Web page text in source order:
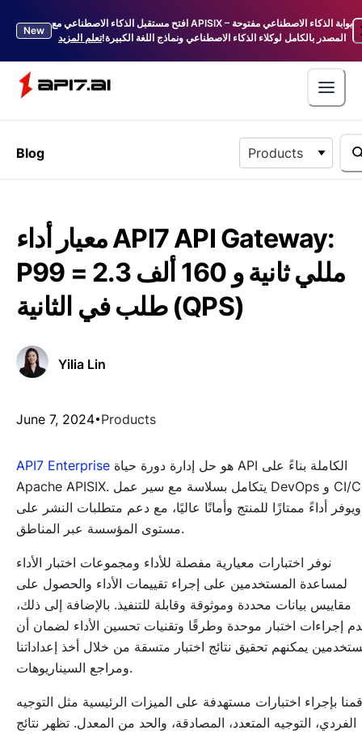
New
افتح مستقبل الذكاء الاصطناعي مع APISIX – بوابة الذكاء الاصطناعي مفتوحة
المصدر بالكامل لوكلاء الذكاء الاصطناعي ونماذج اللغة الكبيرة!تعلم المزيد
Blog Products
معيار أداء API7 API Gateway:
P99 = 2.3 مللي ثانية و 160 ألف
طلب في الثانية (QPS)
Yilia Lin
June 7, 2024 Products
API7 Enterprise
Apache APISIX. يتكامل بسلاسة مع سير عمل DevOps و CI/CD،
ويوفر أداءً ممتازًا للمنتج وأمانًا عاليًا، مع دعم متطلبات النشر على
مستوى المؤسسة عبر المناطق.
نوفر اختبارات معيارية مفصلة للأداء ومجموعات اختبار الأداء
لمساعدة المستخدمين على إجراء تقييمات الأداء والحصول على
مقاييس بيانات محددة وموثوقة وقابلة للتنفيذ. بالإضافة إلى ذلك،
إجراءات اختبار موحدة وطرقًا وتقنيات تحسين الأداء لضمان أن
يمكنهم تحقيق نتائج اختبار متسقة من خلال أخذ إعداداتنا
ومراجع السيناريوهات.
قمنا بإجراء اختبارات مستهدفة على الميزات الرئيسية مثل التوجيه
الفردي، التوجيه المتعدد، المصادقة، والحد من المعدل. تظهر نتائج